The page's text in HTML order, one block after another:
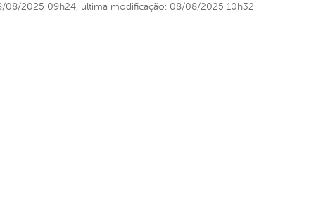
08/2025 09h24, última modificação: 08/08/2025 10h32